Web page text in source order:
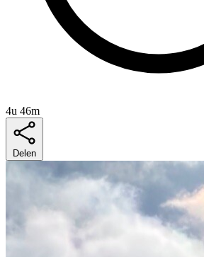
4u 46m
Delen